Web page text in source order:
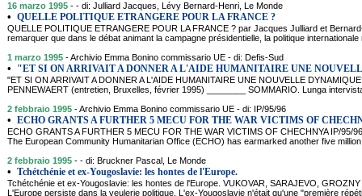
16 marzo 1995 - - di: Julliard Jacques, Lévy Bernard-Henri, Le Monde
• QUELLE POLITIQUE ETRANGERE POUR LA FRANCE ?
QUELLE POLITIQUE ETRANGERE POUR LA FRANCE ? par Jacques Julliard et
remarquer que dans le débat animant la campagne présidentielle, la politique
1 marzo 1995 - Archivio Emma Bonino commissario UE - di: Defis-Sud
• "ET SI ON ARRIVAIT A DONNER A L'AIDE HUMANITAIRE UNE
"ET SI ON ARRIVAIT A DONNER A L'AIDE HUMANITAIRE UNE NOUVELLE
PENNEWAERT (entretien, Bruxelles, février 1995) ________ SOMMARIO. Lunga
2 febbraio 1995 - Archivio Emma Bonino commissario UE - di: IP/95/96
• ECHO GRANTS A FURTHER 5 MECU FOR THE WAR VICTIMS OF
ECHO GRANTS A FURTHER 5 MECU FOR THE WAR VICTIMS OF CHECHNYA IP/95/
The European Community Humanitarian Office (ECHO) has earmarked another five
2 febbraio 1995 - - di: Bruckner Pascal, Le Monde
• Tchétchénie et ex-Yougoslavie: les hontes de l'Europe.
Tchétchénie et ex-Yougoslavie: les hontes de l'Europe. VUKOVAR, SARAJEVO,
L'Europe persiste dans la veulerie politique. L'ex-Yougoslavie n'était qu'une "première